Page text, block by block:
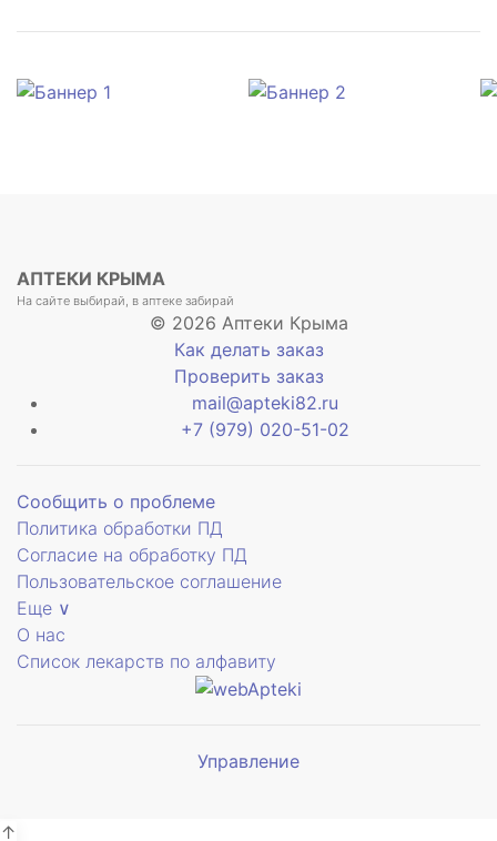
АПТЕКИ КРЫМА
На сайте выбирай, в аптеке забирай
© 2026 Аптеки Крыма
Как делать заказ
Проверить заказ
mail@apteki82.ru
+7 (979) 020-51-02
Сообщить о проблеме
Политика обработки ПД
Согласие на обработку ПД
Пользовательское соглашение
Еще ∨
О нас
Список лекарств по алфавиту
Управление
↑
Мы будем